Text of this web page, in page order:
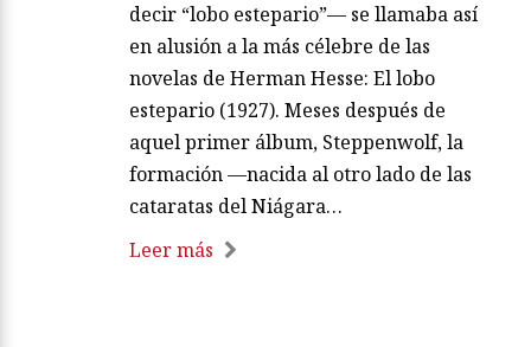
decir “lobo estepario”— se llamaba así
en alusión a la más célebre de las
novelas de Herman Hesse: El lobo
estepario (1927). Meses después de
aquel primer álbum, Steppenwolf, la
formación —nacida al otro lado de las
cataratas del Niágara…
Leer más